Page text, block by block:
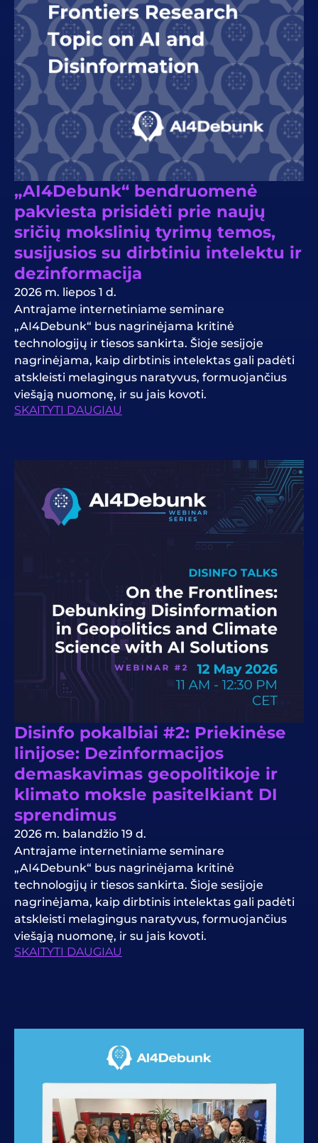
„AI4Debunk“ bendruomenė
pakviesta prisidėti prie naujų
sričių mokslinių tyrimų temos,
susijusios su dirbtiniu intelektu ir
dezinformacija
2026 m. liepos 1 d.
Antrajame internetiniame seminare
„AI4Debunk“ bus nagrinėjama kritinė
technologijų ir tiesos sankirta. Šioje sesijoje
nagrinėjama, kaip dirbtinis intelektas gali padėti
atskleisti melagingus naratyvus, formuojančius
viešąją nuomonę, ir su jais kovoti.
SKAITYTI DAUGIAU
Disinfo pokalbiai #2: Priekinėse
linijose: Dezinformacijos
demaskavimas geopolitikoje ir
klimato moksle pasitelkiant DI
sprendimus
2026 m. balandžio 19 d.
Antrajame internetiniame seminare
„AI4Debunk“ bus nagrinėjama kritinė
technologijų ir tiesos sankirta. Šioje sesijoje
nagrinėjama, kaip dirbtinis intelektas gali padėti
atskleisti melagingus naratyvus, formuojančius
viešąją nuomonę, ir su jais kovoti.
SKAITYTI DAUGIAU